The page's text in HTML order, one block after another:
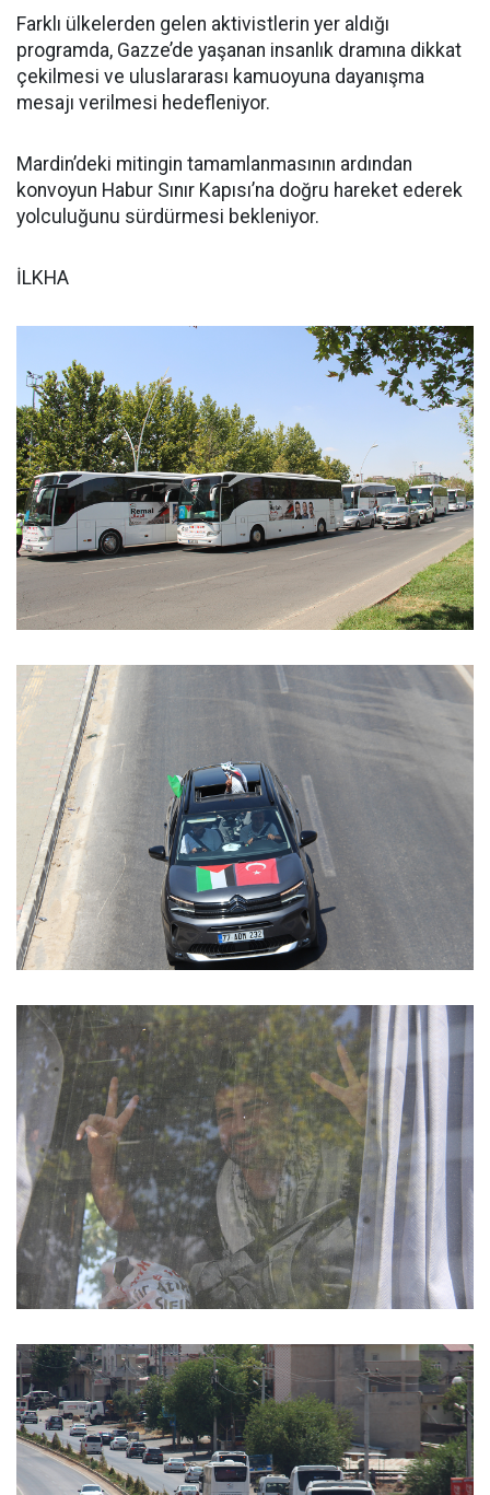
Farklı ülkelerden gelen aktivistlerin yer aldığı
programda, Gazze’de yaşanan insanlık dramına dikkat
çekilmesi ve uluslararası kamuoyuna dayanışma
mesajı verilmesi hedefleniyor.
Mardin’deki mitingin tamamlanmasının ardından
konvoyun Habur Sınır Kapısı’na doğru hareket ederek
yolculuğunu sürdürmesi bekleniyor.
İLKHA